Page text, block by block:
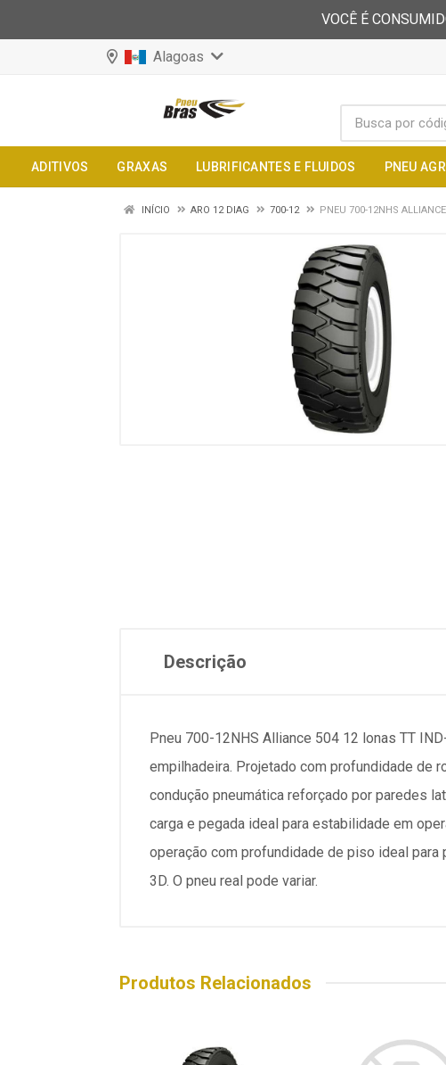
VOCÊ É
Alagoas
ADITIVOS GRAXAS LUBRIFICANTES E FLUIDOS PNEU
INÍCIO ARO 12 DIAG 700-12 PNEU 700-12NHS
Descrição
Pneu 700-12NHS Alliance 504 12 lonas TT
empilhadeira. Projetado com profundidade de
condução pneumática reforçado por paredes
carga e pegada ideal para estabilidade em
operação com profundidade de piso ideal
3D. O pneu real pode variar.
Produtos Relacionados